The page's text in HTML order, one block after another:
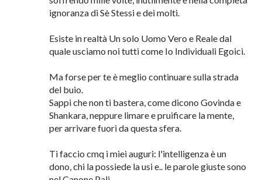
nell'uovo, sono fatti tuoi.
percorrere e ritornare nella dimensione assoluta
oltre alla Maya del Samsara nella quale molti (non
soffrendo mille volte, inutilmente e nella completa
ignoranza di Sè Stessi e dei molti.
Esiste in realtà Un solo Uomo Vero e Reale dal
quale usciamo noi tutti come Io Individuali Egoici.
Ma forse per te è meglio continuare sulla strada
del buio.